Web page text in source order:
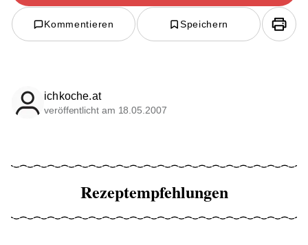
Kommentieren Speichern
ichkoche.at
veröffentlicht am 18.05.2007
Rezeptempfehlungen